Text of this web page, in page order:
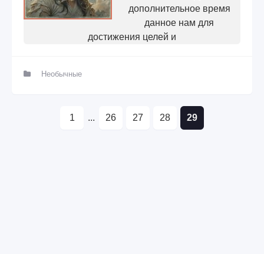
дополнительное время
данное нам для
достижения целей и
Необычные
1 ... 26 27 28 29